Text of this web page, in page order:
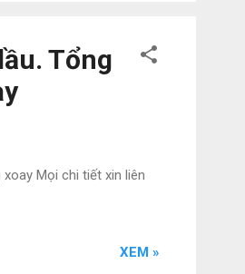
Tổng
xoay Mọi chi tiết xin liên
XEM »